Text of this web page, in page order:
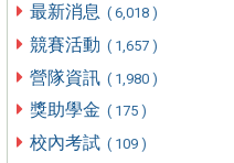
最新消息 ( 6,018 )
競賽活動 ( 1,657 )
營隊資訊 ( 1,980 )
獎助學金 ( 175 )
校內考試 ( 109 )